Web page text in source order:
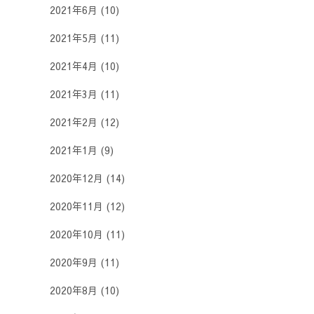
2021年6月 (10)
2021年5月 (11)
2021年4月 (10)
2021年3月 (11)
2021年2月 (12)
2021年1月 (9)
2020年12月 (14)
2020年11月 (12)
2020年10月 (11)
2020年9月 (11)
2020年8月 (10)